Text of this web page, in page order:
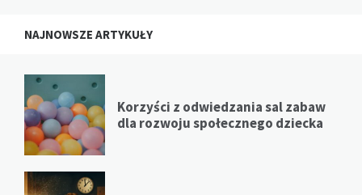
NAJNOWSZE ARTYKUŁY
Korzyści z odwiedzania sal zabaw
dla rozwoju społecznego dziecka